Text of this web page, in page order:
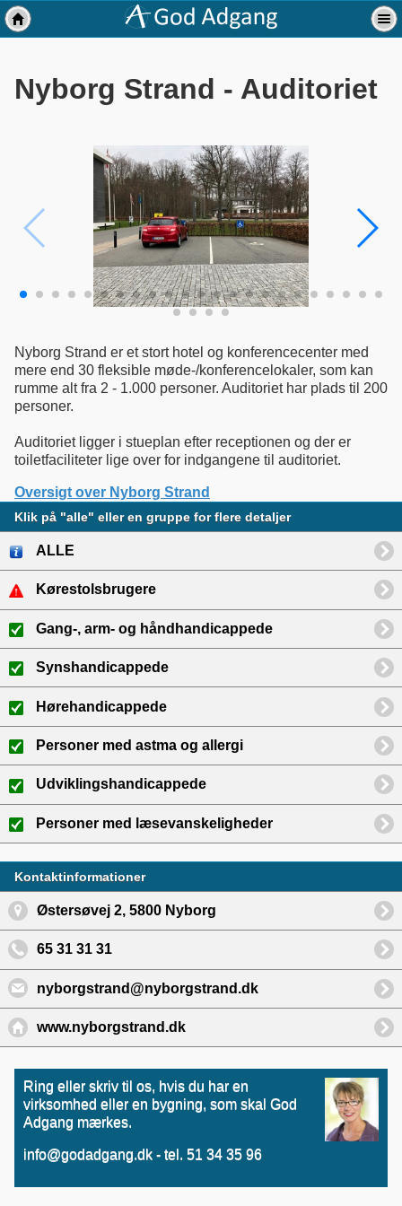
Nyborg Strand - Auditoriet
Nyborg Strand er et stort hotel og konferencecenter med
mere end 30 fleksible møde-/konferencelokaler, som kan
rumme alt fra 2 - 1.000 personer. Auditoriet har plads til 200
personer.
Auditoriet ligger i stueplan efter receptionen og der er
toiletfaciliteter lige over for indgangene til auditoriet.
Oversigt over Nyborg Strand
Klik på "alle" eller en gruppe for flere detaljer
ALLE
Kørestolsbrugere
Gang-, arm- og håndhandicappede
Synshandicappede
Hørehandicappede
Personer med astma og allergi
Udviklingshandicappede
Personer med læsevanskeligheder
Kontaktinformationer
Østersøvej 2, 5800 Nyborg
65 31 31 31
nyborgstrand@nyborgstrand.dk
www.nyborgstrand.dk
Ring eller skriv til os, hvis du har en
virksomhed eller en bygning, som skal God
Adgang mærkes.
info@godadgang.dk - tel. 51 34 35 96